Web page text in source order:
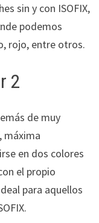
sin y con ISOFIX,
podemos
rojo, entre otros.
2
de muy
máxima
en dos colores
el propio
para aquellos